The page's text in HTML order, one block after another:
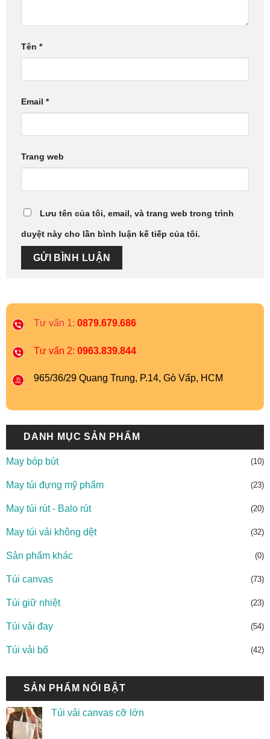
Tên *
Email *
Trang web
Lưu tên của tôi, email, và trang web trong trình
duyệt này cho lần bình luận kế tiếp của tôi.
Tư vấn 1: 0879.679.686
Tư vấn 2: 0963.839.844
965/36/29 Quang Trung, P.14, Gò Vấp, HCM
DANH MỤC SẢN PHẨM
May bóp bút (10)
May túi đựng mỹ phẩm (23)
May túi rút - Balo rút (20)
May túi vải không dệt (32)
Sản phẩm khác (0)
Túi canvas (73)
Túi giữ nhiệt (23)
Túi vải đay (54)
Túi vải bố (42)
SẢN PHẨM NỔI BẬT
Túi vải canvas cỡ lớn